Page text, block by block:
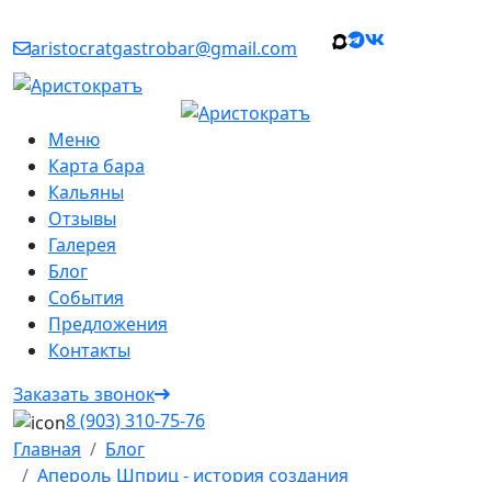
aristocratgastrobar@gmail.com
Меню
Карта бара
Кальяны
Отзывы
Галерея
Блог
События
Предложения
Контакты
Заказать звонок
8 (903) 310‑75‑76
Главная
Блог
Апероль Шприц - история создания